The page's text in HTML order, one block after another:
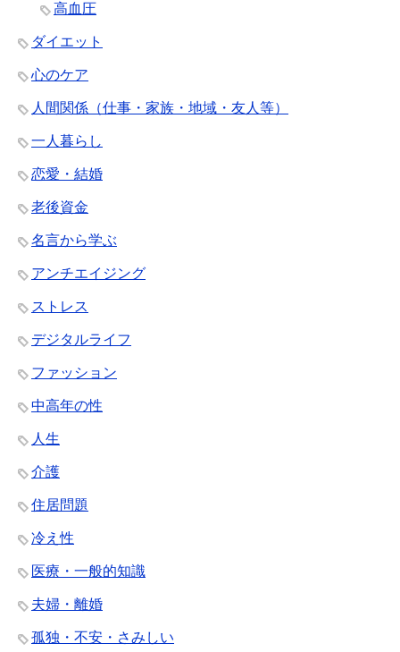
高血圧
ダイエット
心のケア
人間関係（仕事・家族・地域・友人等）
一人暮らし
恋愛・結婚
老後資金
名言から学ぶ
アンチエイジング
ストレス
デジタルライフ
ファッション
中高年の性
人生
介護
住居問題
冷え性
医療・一般的知識
夫婦・離婚
孤独・不安・さみしい